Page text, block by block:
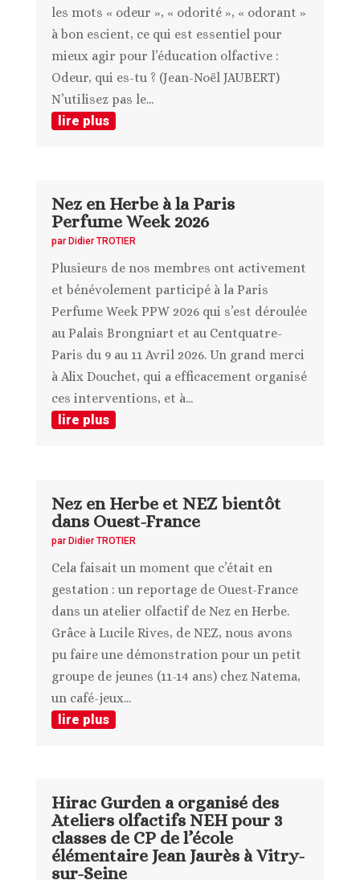
les mots « odeur », « odorité », « odorant »
à bon escient, ce qui est essentiel pour
mieux agir pour l’éducation olfactive :
Odeur, qui es-tu ? (Jean-Noël JAUBERT)
N’utilisez pas le...
lire plus
Nez en Herbe à la Paris
Perfume Week 2026
par Didier TROTIER
Plusieurs de nos membres ont activement
et bénévolement participé à la Paris
Perfume Week PPW 2026 qui s’est déroulée
au Palais Brongniart et au Centquatre-
Paris du 9 au 11 Avril 2026. Un grand merci
à Alix Douchet, qui a efficacement organisé
ces interventions, et à...
lire plus
Nez en Herbe et NEZ bientôt
dans Ouest-France
par Didier TROTIER
Cela faisait un moment que c’était en
gestation : un reportage de Ouest-France
dans un atelier olfactif de Nez en Herbe.
Grâce à Lucile Rives, de NEZ, nous avons
pu faire une démonstration pour un petit
groupe de jeunes (11-14 ans) chez Natema,
un café-jeux...
lire plus
Hirac Gurden a organisé des
Ateliers olfactifs NEH pour 3
classes de CP de l’école
élémentaire Jean Jaurès à Vitry-
sur-Seine